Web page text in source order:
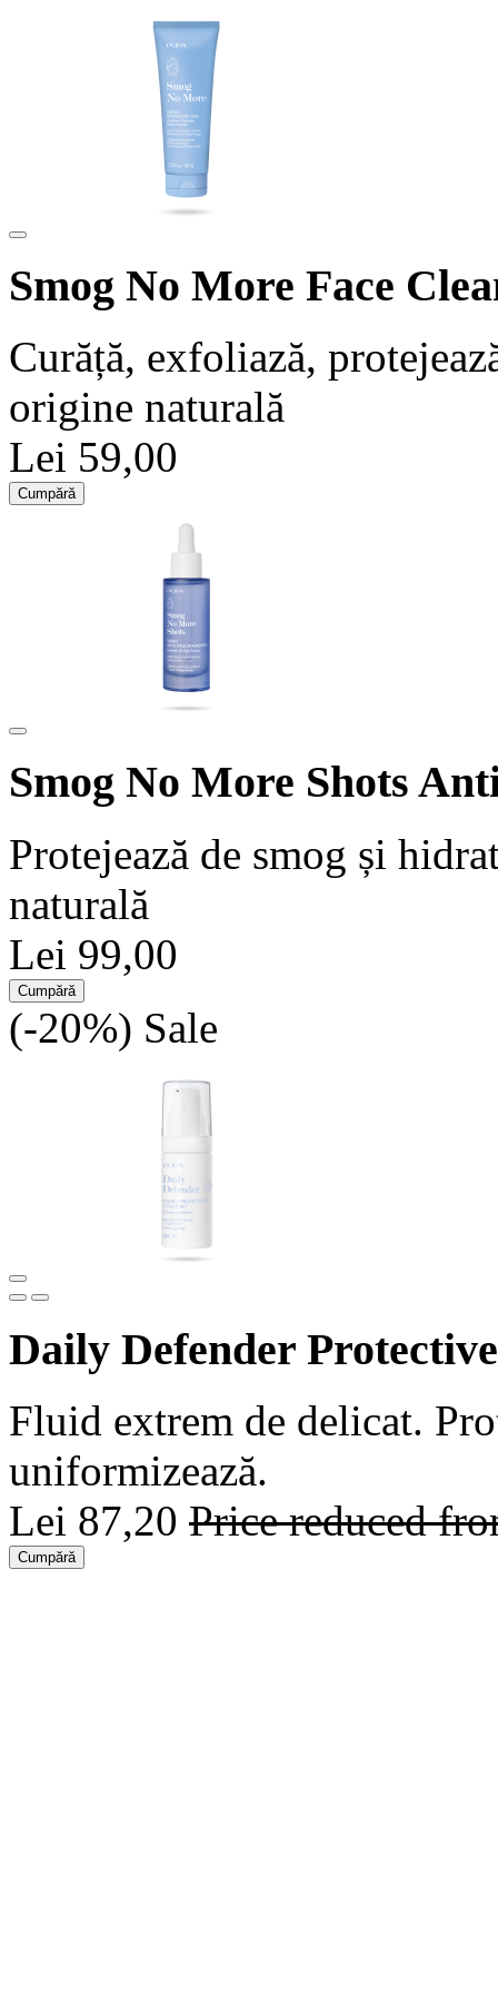
Smog No More Face
Curăță, exfoliază,
origine naturală
Lei 59,00
Cumpără
Smog No More Shots
Protejează de smog și
naturală
Lei 99,00
Cumpără
(-20%) Sale
Daily Defender
Fluid extrem de delicat.
uniformizează.
Lei 87,20 Price reduced
Cumpără